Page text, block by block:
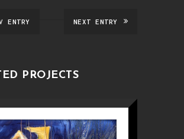
ENTRY NEXT ENTRY
PROJECTS